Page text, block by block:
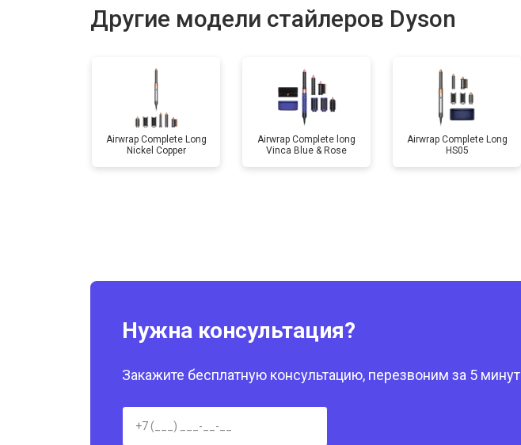
Другие модели стайлеров Dyson
Airwrap Complete Long
Nickel Copper
Airwrap Complete long
Vinca Blue & Rose
Airwrap Complete Long
HS05
Нужна консультация?
Закажите бесплатную консультацию, перезвоним за 5 минут